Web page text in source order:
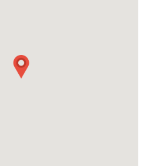
Para más información o
contactarnos.